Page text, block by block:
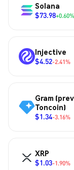
Solana
$73.98+0.60%
Injective
$4.52-2.41%
Gram
Toncoin)
$1.34-3.16%
XRP
$1.03-1.90%